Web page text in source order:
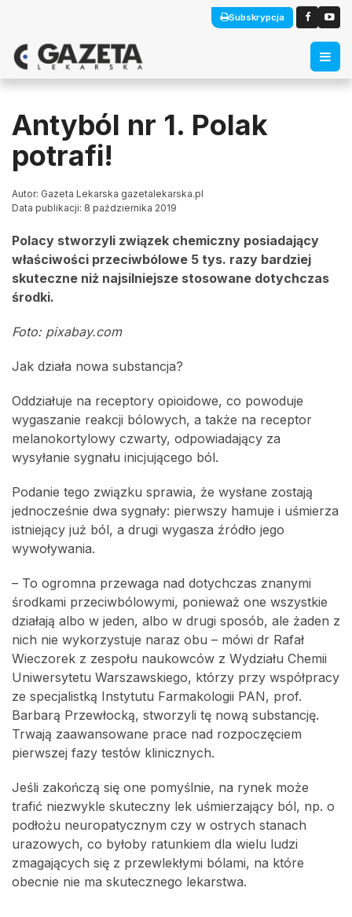
Subskrypcja
Antyból nr 1. Polak
potrafi!
Autor: Gazeta Lekarska gazetalekarska.pl
Data publikacji: 8 października 2019
Polacy stworzyli związek chemiczny posiadający
właściwości przeciwbólowe 5 tys. razy bardziej
skuteczne niż najsilniejsze stosowane dotychczas
środki.
Foto: pixabay.com
Jak działa nowa substancja?
Oddziałuje na receptory opioidowe, co powoduje
wygaszanie reakcji bólowych, a także na receptor
melanokortylowy czwarty, odpowiadający za
wysyłanie sygnału inicjującego ból.
Podanie tego związku sprawia, że wysłane zostają
jednocześnie dwa sygnały: pierwszy hamuje i uśmierza
istniejący już ból, a drugi wygasza źródło jego
wywoływania.
– To ogromna przewaga nad dotychczas znanymi
środkami przeciwbólowymi, ponieważ one wszystkie
działają albo w jeden, albo w drugi sposób, ale żaden z
nich nie wykorzystuje naraz obu – mówi dr Rafał
Wieczorek z zespołu naukowców z Wydziału Chemii
Uniwersytetu Warszawskiego, którzy przy współpracy
ze specjalistką Instytutu Farmakologii PAN, prof.
Barbarą Przewłocką, stworzyli tę nową substancję.
Trwają zaawansowane prace nad rozpoczęciem
pierwszej fazy testów klinicznych.
Jeśli zakończą się one pomyślnie, na rynek może
trafić niezwykle skuteczny lek uśmierzający ból, np. o
podłożu neuropatycznym czy w ostrych stanach
urazowych, co byłoby ratunkiem dla wielu ludzi
zmagających się z przewlekłymi bólami, na które
obecnie nie ma skutecznego lekarstwa.